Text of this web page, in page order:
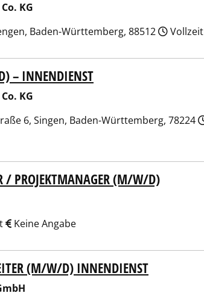
KG
Baden-Württemberg, 88512
Vollzeit
– INNENDIENST
KG
6, Singen, Baden-Württemberg, 78224
/ PROJEKTMANAGER (M/W/D)
Keine Angabe
(M/W/D) INNENDIENST